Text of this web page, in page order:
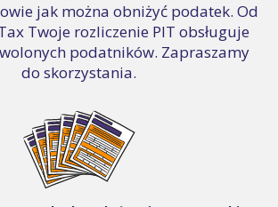
jak można obniżyć podatek. Od
Twoje rozliczenie PIT obsługuje
podatników. Zapraszamy
do skorzystania.